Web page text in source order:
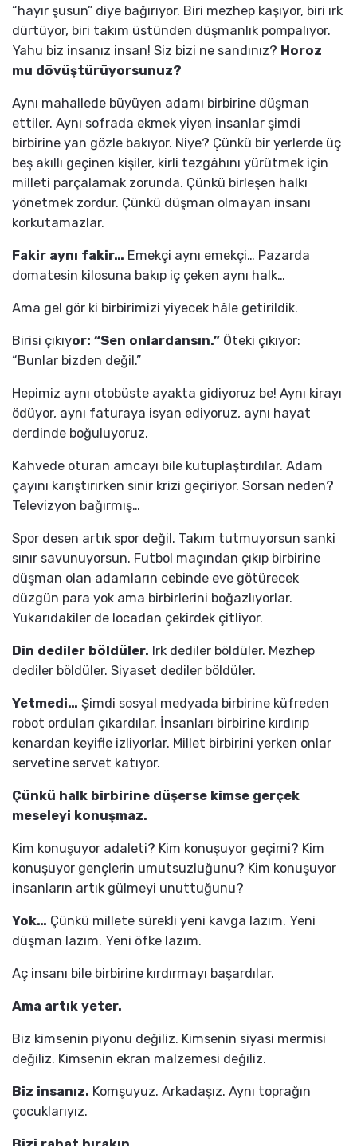
“hayır şusun” diye bağırıyor. Biri mezhep kaşıyor, biri ırk
dürtüyor, biri takım üstünden düşmanlık pompalıyor.
Yahu biz insanız insan! Siz bizi ne sandınız? Horoz
mu dövüştürüyorsunuz?
Aynı mahallede büyüyen adamı birbirine düşman
ettiler. Aynı sofrada ekmek yiyen insanlar şimdi
birbirine yan gözle bakıyor. Niye? Çünkü bir yerlerde üç
beş akıllı geçinen kişiler, kirli tezgâhını yürütmek için
milleti parçalamak zorunda. Çünkü birleşen halkı
yönetmek zordur. Çünkü düşman olmayan insanı
korkutamazlar.
Fakir aynı fakir… Emekçi aynı emekçi… Pazarda
domatesin kilosuna bakıp iç çeken aynı halk…
Ama gel gör ki birbirimizi yiyecek hâle getirildik.
Birisi çıkıyor: “Sen onlardansın.” Öteki çıkıyor:
“Bunlar bizden değil.”
Hepimiz aynı otobüste ayakta gidiyoruz be! Aynı kirayı
ödüyor, aynı faturaya isyan ediyoruz, aynı hayat
derdinde boğuluyoruz.
Kahvede oturan amcayı bile kutuplaştırdılar. Adam
çayını karıştırırken sinir krizi geçiriyor. Sorsan neden?
Televizyon bağırmış…
Spor desen artık spor değil. Takım tutmuyorsun sanki
sınır savunuyorsun. Futbol maçından çıkıp birbirine
düşman olan adamların cebinde eve götürecek
düzgün para yok ama birbirlerini boğazlıyorlar.
Yukarıdakiler de locadan çekirdek çitliyor.
Din dediler böldüler. Irk dediler böldüler. Mezhep
dediler böldüler. Siyaset dediler böldüler.
Yetmedi… Şimdi sosyal medyada birbirine küfreden
robot orduları çıkardılar. İnsanları birbirine kırdırıp
kenardan keyifle izliyorlar. Millet birbirini yerken onlar
servetine servet katıyor.
Çünkü halk birbirine düşerse kimse gerçek
meseleyi konuşmaz.
Kim konuşuyor adaleti? Kim konuşuyor geçimi? Kim
konuşuyor gençlerin umutsuzluğunu? Kim konuşuyor
insanların artık gülmeyi unuttuğunu?
Yok… Çünkü millete sürekli yeni kavga lazım. Yeni
düşman lazım. Yeni öfke lazım.
Aç insanı bile birbirine kırdırmayı başardılar.
Ama artık yeter.
Biz kimsenin piyonu değiliz. Kimsenin siyasi mermisi
değiliz. Kimsenin ekran malzemesi değiliz.
Biz insanız. Komşuyuz. Arkadaşız. Aynı toprağın
çocuklarıyız.